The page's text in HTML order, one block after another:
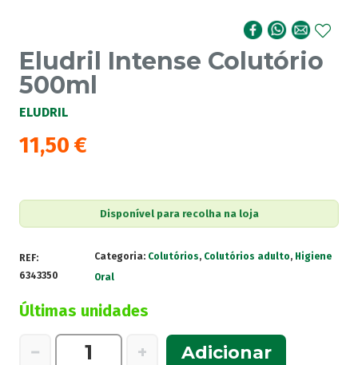
Eludril Intense Colutório
500ml
ELUDRIL
11,50 €
Disponível para recolha na loja
REF:
6343350
Categoria: Colutórios, Colutórios adulto, Higiene
Oral
Últimas unidades
−
Quantidade
+ Adicionar